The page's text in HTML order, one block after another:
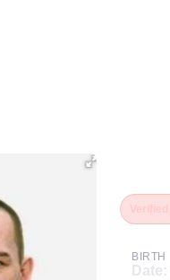
BIRTH
Date: